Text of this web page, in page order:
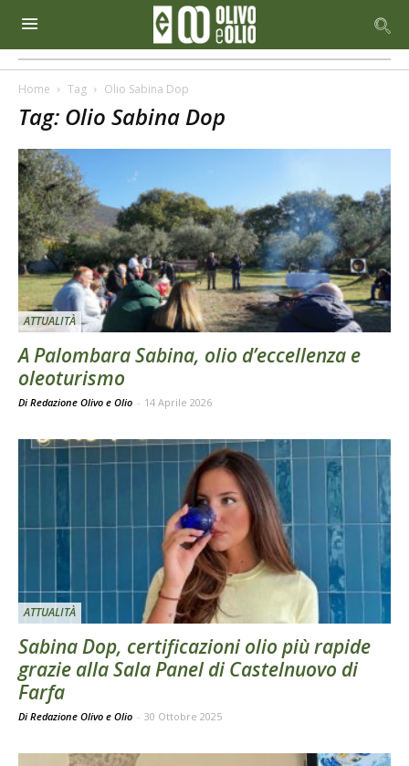
Home Tag Olio Sabina Dop
Tag: Olio Sabina Dop
ATTUALITÀ
A Palombara Sabina, olio d’eccellenza e
oleoturismo
Di Redazione Olivo e Olio - 14 Aprile 2026
ATTUALITÀ
Sabina Dop, certificazioni olio più rapide
grazie alla Sala Panel di Castelnuovo di
Farfa
Di Redazione Olivo e Olio - 30 Ottobre 2025